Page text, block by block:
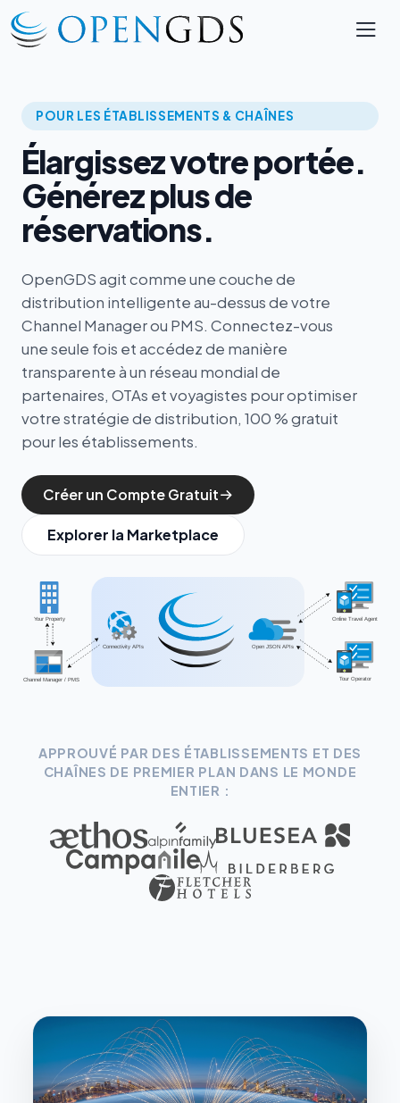
POUR LES ÉTABLISSEMENTS & CHAÎNES
Élargissez votre portée.
Générez plus de
réservations.
OpenGDS agit comme une couche de
distribution intelligente au-dessus de votre
Channel Manager ou PMS. Connectez-vous
une seule fois et accédez de manière
transparente à un réseau mondial de
partenaires, OTAs et voyagistes pour optimiser
votre stratégie de distribution, 100 % gratuit
pour les établissements.
Créer un Compte Gratuit
Explorer la Marketplace
APPROUVÉ PAR DES ÉTABLISSEMENTS ET DES
CHAÎNES DE PREMIER PLAN DANS LE MONDE
ENTIER :